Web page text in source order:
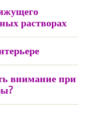
растворах
внимание при